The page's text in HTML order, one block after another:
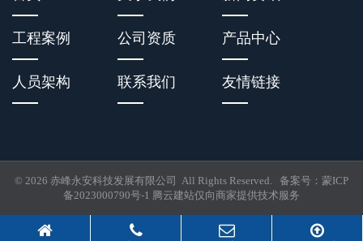
工程案例 公司资质 产品中心
人员架构 联系我们 友情链接
© 2026 赤峰永安科技发展有限公司 All Rights Reserved. 备案号： 蒙ICP
备2023000790号-1 腾云建站仅向商家提供技术服务